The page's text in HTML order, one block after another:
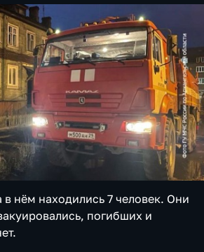
нём находились 7 человек. Они
погибших и